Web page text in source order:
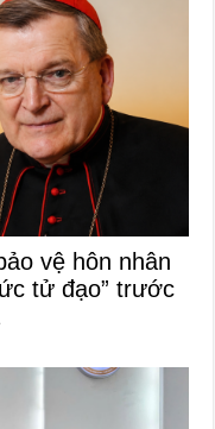
vệ hôn nhân
tử đạo” trước